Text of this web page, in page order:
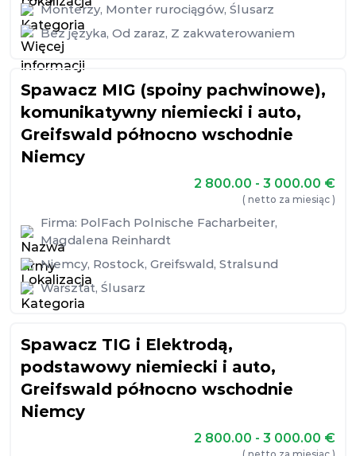
Monterzy, Monter rurociągów, Ślusarz
Bez języka, Od zaraz, Z zakwaterowaniem
Spawacz MIG (spoiny pachwinowe),
komunikatywny niemiecki i auto,
Greifswald północno wschodnie
Niemcy
2 800.00 - 3 000.00 €
( netto za miesiąc )
Firma: PolFach Polnische Facharbeiter,
Magdalena Reinhardt
Niemcy, Rostock, Greifswald, Stralsund
Warsztat, Ślusarz
Spawacz TIG i Elektrodą,
podstawowy niemiecki i auto,
Greifswald północno wschodnie
Niemcy
2 800.00 - 3 000.00 €